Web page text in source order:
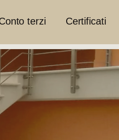
terzi Certificati